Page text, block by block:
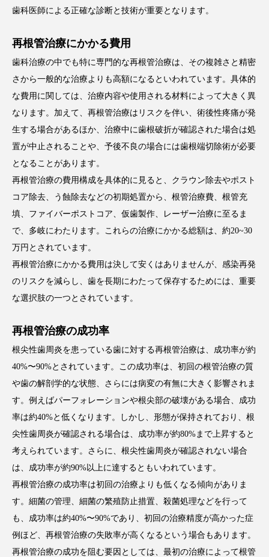
歯科医師による正確な診断と技術が重要となります。
再根管治療にかかる費用
歯科治療の中でも特に専門的な再根管治療は、その複雑さと精密
さから一般的な治療よりも高額になるといわれています。具体的
な費用に関しては、治療内容や使用される材料によって大きく異
なります。加えて、再根管治療はリスクを伴い、術後性疼痛が発
生する場合があるほか、治療中に歯根破折が確認された場合は処
置が中止されることや、予後不良の場合には歯根端切除術が必要
となることがあります。
再根管治療の費用構成を具体的に見ると、クラウン除去やポスト
コア除去、う蝕除去などの初期処置から、根管治療費、根管充
填、ファイバーポストコア、仮歯製作、レーザー治療に至るま
で、多岐にわたります。これらの治療にかかる総額は、約20~30
万円とされています。
再根管治療にかかる費用は決して安くはありませんが、感染再発
のリスクを減らし、歯を長期にわたって保存するためには、重要
な選択肢の一つとされています。
再根管治療の成功率
根尖性歯周炎を患っている歯に対する再根管治療は、成功率が約
40%〜90%とされています。この成功率は、初回の根管治療の質
や歯の解剖学的な状態、さらには病変の有無に大きく影響されま
す。例えばパーフォレーションや根尖部の破壊がある場合、成功
率は約40%と低くなります。しかし、形態が保持されており、根
尖性歯周炎が確認される場合は、成功率が約80%まで上昇すると
考えられています。さらに、根尖性歯周炎が確認されない場合
は、成功率が約90%以上に達するともいわれています。
再根管治療の成功率は初回の治療よりも低くなる傾向がありま
す。細菌の管理、細菌の繁殖防止措置、殺菌処理などを行って
も、成功率は約40%〜90%であり、初回の治療精度が高かった症
例ほど、再根管治療の失敗率が高くなるという場合もあります。
再根管治療の成功を阻む要因としては、最初の治療によって根管